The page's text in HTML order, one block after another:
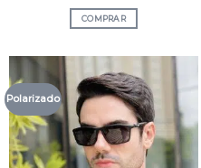
COMPRAR
Polarizado